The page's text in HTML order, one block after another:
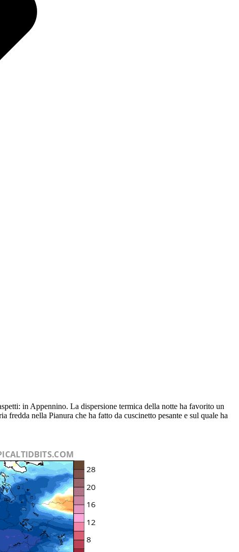
in Appennino. La dispersione termica della notte ha favorito un
fredda nella Pianura che ha fatto da cuscinetto pesante e sul quale ha